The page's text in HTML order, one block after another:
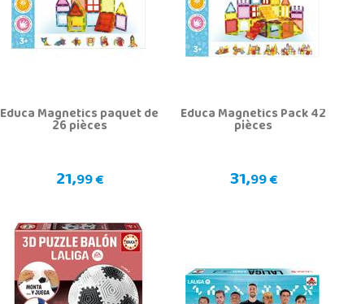
Educa Magnetics paquet de
26 pièces
21,99 €
Educa Magnetics Pack 42
pièces
31,99 €